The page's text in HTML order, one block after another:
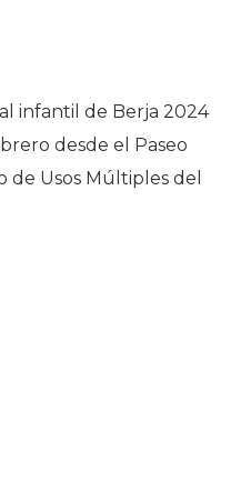
infantil de Berja 2024
desde el Paseo
de Usos Múltiples del